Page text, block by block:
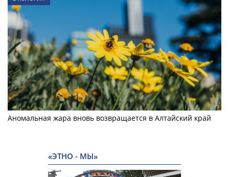
Аномальная жара вновь возвращается в Алтайский край
«ЭТНО - МЫ»